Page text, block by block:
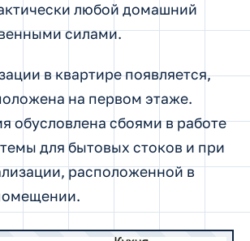
любой домашний
силами.
в квартире появляется,
на первом этаже.
обусловлена сбоями в работе
для бытовых стоков и при
расположенной в